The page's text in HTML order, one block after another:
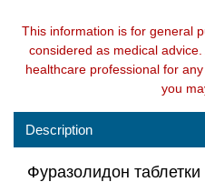
This information is for general
considered as medical
healthcare professional for
you
Description
Фуразолидон